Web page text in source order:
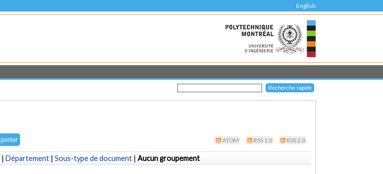
English
ATOM RSS 1.0 RSS 2.0
| Département| Sous-type de document| Aucun groupement